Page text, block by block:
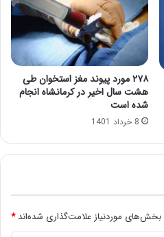
۲۷۸ مورد پیوند مغز استخوان طی
هشت سال اخیر در کرمانشاه انجام
شده است
8 خرداد 1401
بخش‌های موردنیاز علامت‌گذاری شده‌اند*